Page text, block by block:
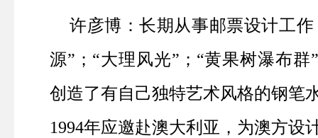
许彦博：长期从事邮票设计工
源”；“大理风光”；“黄果树瀑布
创造了有自己独特艺术风格的钢笔
1994年应邀赴澳大利亚，为澳方设